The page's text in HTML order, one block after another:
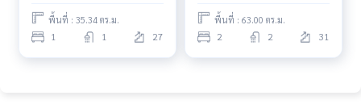
พื้นที่ : 35.34 ตร.ม.
1 1 27
พื้นที่ : 63.00 ตร.ม.
2 2 31